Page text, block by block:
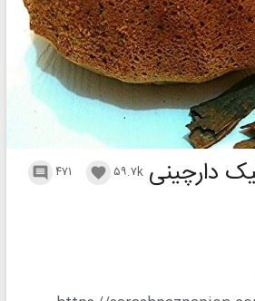
دارچینی ۴۷۱  ۵۹.۷k 